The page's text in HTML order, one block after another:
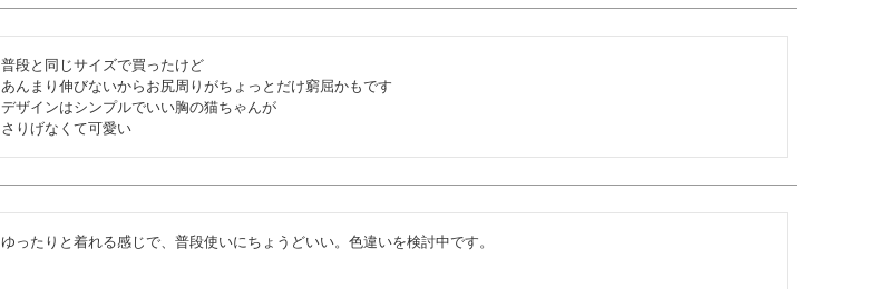
普段と同じサイズで買ったけど
あんまり伸びないからお尻周りがちょっとだけ窮屈かもです
デザインはシンプルでいい胸の猫ちゃんが
さりげなくて可愛い
ゆったりと着れる感じで、普段使いにちょうどいい。色違いを検討中です。